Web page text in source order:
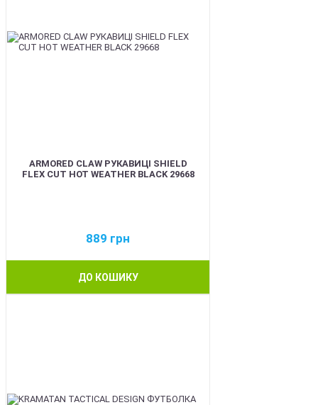
ARMORED CLAW РУКАВИЦІ SHIELD
FLEX CUT HOT WEATHER BLACK 29668
889 грн
ДО КОШИКУ